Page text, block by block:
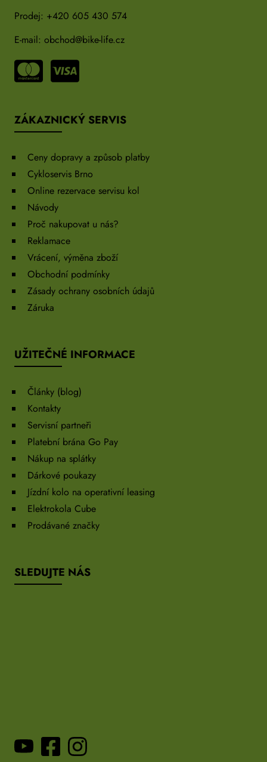
Prodej: +420 605 430 574
E-mail: obchod@bike-life.cz
ZÁKAZNICKÝ SERVIS
Ceny dopravy a způsob platby
Cykloservis Brno
Online rezervace servisu kol
Návody
Proč nakupovat u nás?
Reklamace
Vrácení, výměna zboží
Obchodní podmínky
Zásady ochrany osobních údajů
Záruka
UŽITEČNÉ INFORMACE
Články (blog)
Kontakty
Servisní partneři
Platební brána Go Pay
Nákup na splátky
Dárkové poukazy
Jízdní kolo na operativní leasing
Elektrokola Cube
Prodávané značky
SLEDUJTE NÁS